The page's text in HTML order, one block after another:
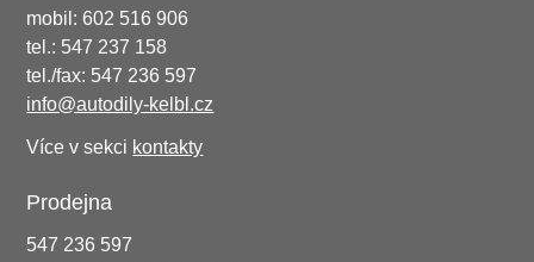
mobil: 602 516 906
tel.: 547 237 158
tel./fax: 547 236 597
info@autodily-kelbl.cz
Více v sekci kontakty
Prodejna
547 236 597